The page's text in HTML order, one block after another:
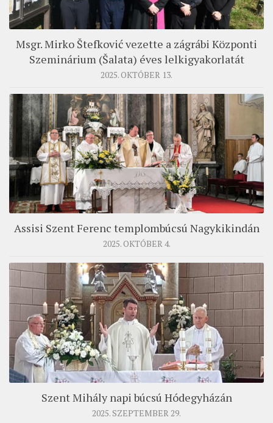
Msgr. Mirko Štefković vezette a zágrábi Központi
Szeminárium (Šalata) éves lelkigyakorlatát
2025. OKTÓBER 13.
Assisi Szent Ferenc templombúcsú Nagykikindán
2025. OKTÓBER 4.
Szent Mihály napi búcsú Hódegyházán
2025. SZEPTEMBER 29.